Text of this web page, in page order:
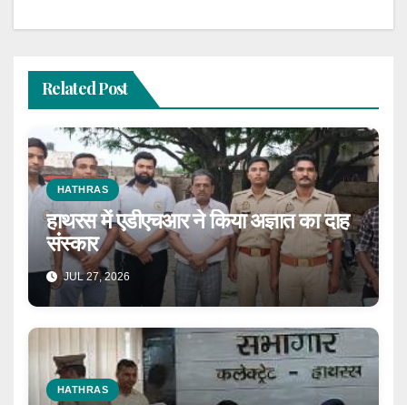
Related Post
HATHRAS
हाथरस में एडीएचआर ने किया अज्ञात का दाह
संस्कार
JUL 27, 2026
HATHRAS